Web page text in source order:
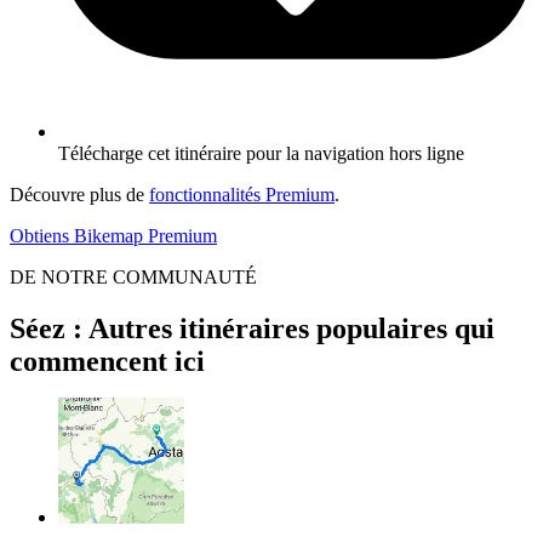
Télécharge cet itinéraire pour la navigation hors ligne
Découvre plus de fonctionnalités Premium.
Obtiens Bikemap Premium
DE NOTRE COMMUNAUTÉ
Séez : Autres itinéraires populaires qui
commencent ici